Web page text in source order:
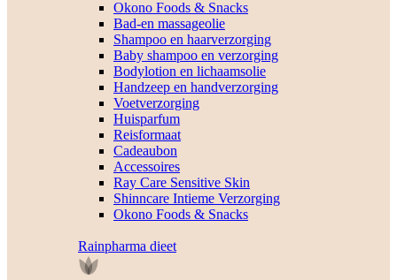
Okono Foods & Snacks
Bad-en massageolie
Shampoo en haarverzorging
Baby shampoo en verzorging
Bodylotion en lichaamsolie
Handzeep en handverzorging
Voetverzorging
Huisparfum
Reisformaat
Cadeaubon
Accessoires
Ray Care Sensitive Skin
Shinncare Intieme Verzorging
Okono Foods & Snacks
Rainpharma dieet